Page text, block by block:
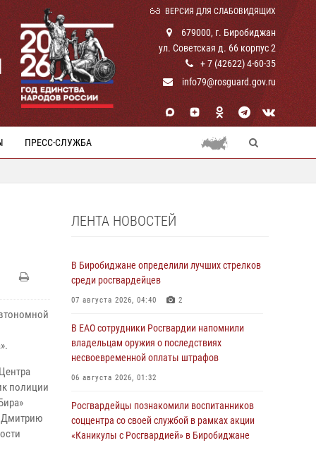
ВЕРСИЯ ДЛЯ СЛАБОВИДЯЩИХ
679000, г. Биробиджан
ул. Советская д. 66 корпус 2
+ 7 (42622) 4-60-35
info79@rosguard.gov.ru
ПРЕСС-СЛУЖБА
полиции
Дмитрию
ЛЕНТА НОВОСТЕЙ
В Биробиджане определили лучших стрелков
среди росгвардейцев
07 августа 2026, 04:40 2
В ЕАО сотрудники Росгвардии напомнили
владельцам оружия о последствиях
несвоевременной оплаты штрафов
06 августа 2026, 01:32
Росгвардейцы познакомили воспитанников
соццентра со своей службой в рамках акции
«Каникулы с Росгвардией» в Биробиджане